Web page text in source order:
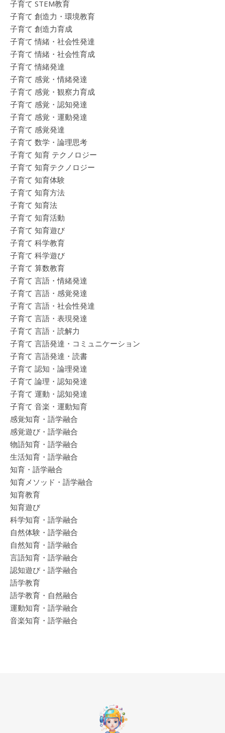
子育て STEM教育
子育て 創造力・環境教育
子育て 創造力育成
子育て 情緒・社会性発達
子育て 情緒・社会性育成
子育て 情緒発達
子育て 感覚・情緒発達
子育て 感覚・観察力育成
子育て 感覚・認知発達
子育て 感覚・運動発達
子育て 感覚発達
子育て 数学・論理思考
子育て 知育 テクノロジー
子育て 知育テクノロジー
子育て 知育体験
子育て 知育方法
子育て 知育法
子育て 知育活動
子育て 知育遊び
子育て 科学教育
子育て 科学遊び
子育て 算数教育
子育て 言語・情緒発達
子育て 言語・感覚発達
子育て 言語・社会性発達
子育て 言語・表現発達
子育て 言語・読解力
子育て 言語発達・コミュニケーション
子育て 言語発達・読書
子育て 認知・論理発達
子育て 論理・認知発達
子育て 運動・認知発達
子育て 音楽・運動知育
感覚知育・語学融合
感覚遊び・語学融合
物語知育・語学融合
生活知育・語学融合
知育・語学融合
知育メソッド・語学融合
知育教育
知育遊び
科学知育・語学融合
自然体験・語学融合
自然知育・語学融合
言語知育・語学融合
認知遊び・語学融合
語学教育
語学教育・自然融合
運動知育・語学融合
音楽知育・語学融合